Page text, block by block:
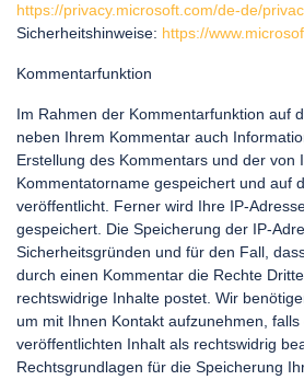
https://privacy.microsoft.com/de-de/
Sicherheitshinweise: https://
Kommentarfunktion
Im Rahmen der Kommentarfunktion auf
neben Ihrem Kommentar auch
Erstellung des Kommentars und der von
Kommentatorname gespeichert und auf
veröffentlicht. Ferner wird Ihre IP-
gespeichert. Die Speicherung der IP-
Sicherheitsgründen und für den Fall,
durch einen Kommentar die Rechte
rechtswidrige Inhalte postet. Wir
um mit Ihnen Kontakt aufzunehmen,
veröffentlichten Inhalt als rechtswidrig
Rechtsgrundlagen für die Speicherung